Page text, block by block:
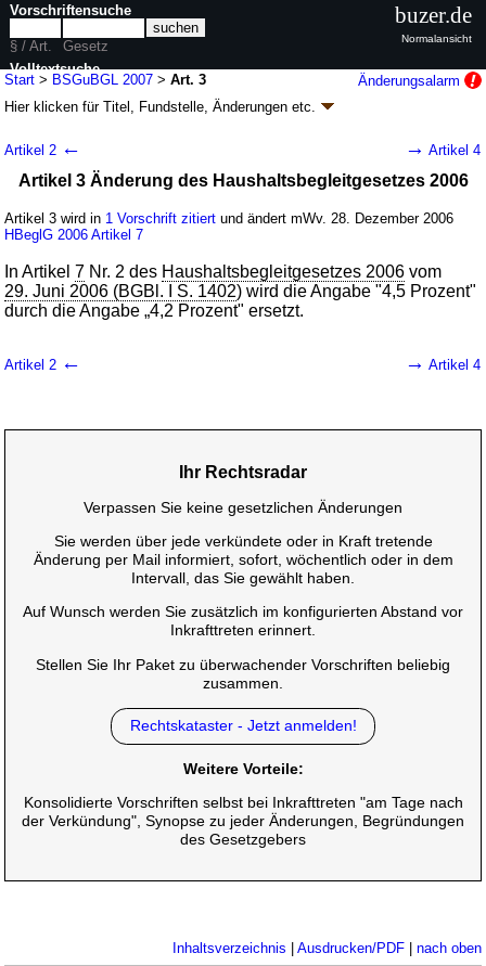
Start > BSGuBGL 2007 >Art. 3
Änderungsalarm
Hier klicken fürTitel, Fundstelle, Änderungen etc.
Beitrags zur Arbeitsförderung, die Festsetzung
der Beitragssätze in der gesetzlichen
Rentenversicherung und der Beiträge und
Beitragszuschüsse in der Alterssicherung der
2007k.a.Abk. )
G. v. 21.12.2006BGBl. I S. 3286(Nr. 64); Geltung ab 01.01.2007,
Artikel 2 ← → Artikel 4
Artikel 3 Änderung des Haushaltsbegleitgesetzes 2006
Artikel 3 wird in 1 Vorschrift zitiert und ändert mWv. 28. Dezember 2006
HBeglG 2006 Artikel 7
In Artikel7 Nr. 2 des Haushaltsbegleitgesetzes 2006 vom
29. Juni 2006 (BGBl. I S. 1402) wird die Angabe "4,5 Prozent"
durch die Angabe „4,2 Prozent" ersetzt.
Artikel 2 ← → Artikel 4
Ihr Rechtsradar
Verpassen Sie keine gesetzlichen Änderungen
Sie werden über jede verkündete oder in Kraft tretende
Änderung per Mail informiert, sofort, wöchentlich oder in dem
Intervall, das Sie gewählt haben.
Auf Wunsch werden Sie zusätzlich im konfigurierten Abstand vor
Inkrafttreten erinnert.
Stellen Sie Ihr Paket zu überwachender Vorschriften beliebig
zusammen.
Rechtskataster - Jetzt anmelden!
Weitere Vorteile:
Konsolidierte Vorschriften selbst bei Inkrafttreten "am Tage nach
der Verkündung", Synopse zu jeder Änderungen, Begründungen
des Gesetzgebers
Inhaltsverzeichnis Ausdrucken/PDF| nach oben
Vorschriftensuche
§ / Art.
Gesetz
Volltextsuche
nur in BSGuBGL 2007
buzer.de
Normalansicht